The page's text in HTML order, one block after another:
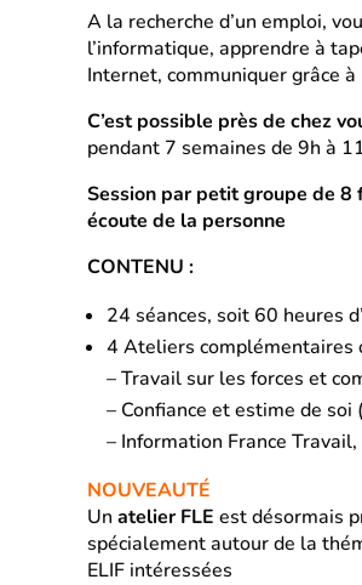
A la recherche d’un emploi,
l’informatique, apprendre à
Internet, communiquer grâce
C’est possible près de chez
pendant 7 semaines de 9h à
Session par petit groupe de 8
écoute de la personne
CONTENU :
24 séances, soit 60 heures
4 Ateliers complémentaires
– Travail sur les forces et
– Confiance et estime de soi
– Information France
NOUVEAUTÉ
Un atelier FLE est désormais
spécialement autour de la
ELIF intéressées